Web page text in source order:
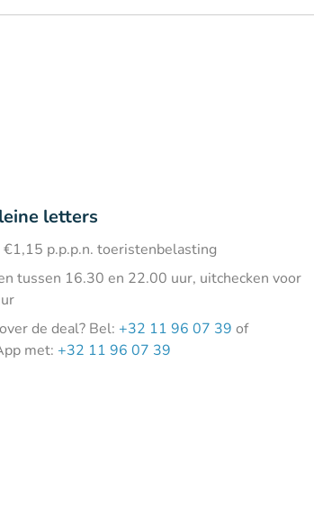
letters
€1,15 p.p.p.n. toeristenbelasting
tussen 16.30 en 22.00 uur, uitchecken voor
de deal? Bel:+32 11 96 07 39 of
met:+32 11 96 07 39